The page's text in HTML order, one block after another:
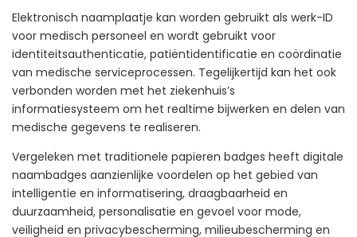
Elektronisch naamplaatje kan worden gebruikt als werk-ID
voor medisch personeel en wordt gebruikt voor
identiteitsauthenticatie, patiëntidentificatie en coördinatie
van medische serviceprocessen. Tegelijkertijd kan het ook
verbonden worden met het ziekenhuis’s
informatiesysteem om het realtime bijwerken en delen van
medische gegevens te realiseren.
Vergeleken met traditionele papieren badges heeft digitale
naambadges aanzienlijke voordelen op het gebied van
intelligentie en informatisering, draagbaarheid en
duurzaamheid, personalisatie en gevoel voor mode,
veiligheid en privacybescherming, milieubescherming en